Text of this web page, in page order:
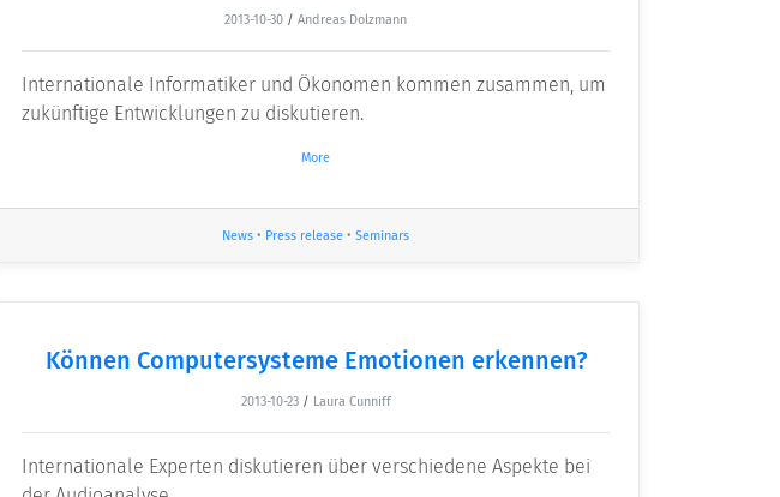
2013-10-30 / Andreas Dolzmann
Internationale Informatiker und Ökonomen kommen zusammen, um
zukünftige Entwicklungen zu diskutieren.
More
News • Press release • Seminars
Können Computersysteme Emotionen erkennen?
2013-10-23 / Laura Cunniff
Internationale Experten diskutieren über verschiedene Aspekte bei